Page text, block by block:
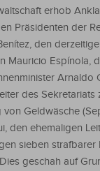
erhob
Präsidenten der
den
Mauricio Espínola,
Arnaldo
des Sekretariats
Geldwäsche
den ehemaligen
sieben
geschah auf